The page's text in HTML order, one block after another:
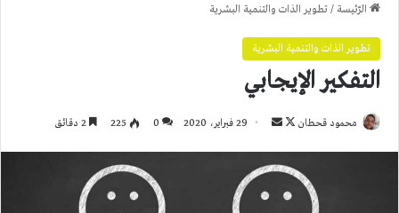
الرّئيسة /تطوير الذات والتنمية البشرية
تطوير الذات والتنمية البشرية
التفكير الإيجابي
محمود قحطان
تابع
X
أرسل
إلكترونيا
29 فبراير، 2020 0
225